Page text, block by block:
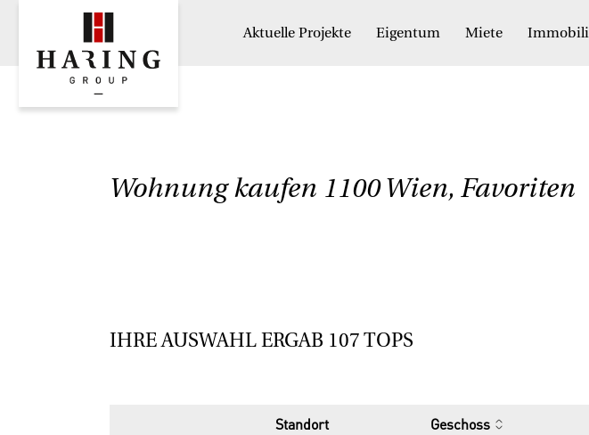
Aktuelle Projekte Eigentum Miete
Wohnung kaufen 1100 Wien, Favoriten
IHRE AUSWAHL ERGAB 107TOPS
Standort Geschoss